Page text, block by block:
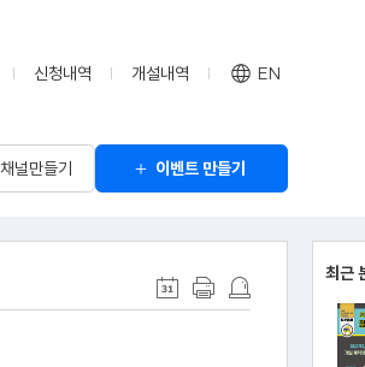
신청내역 개설내역 EN
채널만들기 이벤트 만들기
최근